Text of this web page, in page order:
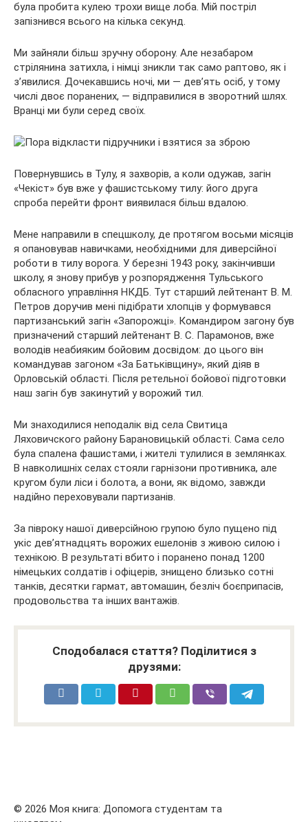
була пробита кулею трохи вище лоба. Мій постріл
запізнився всього на кілька секунд.
Ми зайняли більш зручну оборону. Але незабаром
стрілянина затихла, і німці зникли так само раптово, як і
з’явилися. Дочекавшись ночі, ми — дев’ять осіб, у тому
числі двоє поранених, — відправилися в зворотний шлях.
Вранці ми були серед своїх.
Повернувшись в Тулу, я захворів, а коли одужав, загін
«Чекіст» був вже у фашистському тилу: його друга
спроба перейти фронт виявилася більш вдалою.
Мене направили в спецшколу, де протягом восьми місяців
я опановував навичками, необхідними для диверсійної
роботи в тилу ворога. У березні 1943 року, закінчивши
школу, я знову прибув у розпорядження Тульського
обласного управління НКДБ. Тут старший лейтенант В. М.
Петров доручив мені підібрати хлопців у формувався
партизанський загін «Запорожці». Командиром загону був
призначений старший лейтенант В. С. Парамонов, вже
володів неабияким бойовим досвідом: до цього він
командував загоном «За Батьківщину», який діяв в
Орловській області. Після ретельної бойової підготовки
наш загін був закинутий у ворожий тил.
Ми знаходилися неподалік від села Свитица
Ляховичского району Барановицькій області. Сама село
була спалена фашистами, і жителі тулилися в землянках.
В навколишніх селах стояли гарнізони противника, але
кругом були ліси і болота, а вони, як відомо, завжди
надійно переховували партизанів.
За півроку нашої диверсійною групою було пущено під
укіс дев’ятнадцять ворожих ешелонів з живою силою і
технікою. В результаті вбито і поранено понад 1200
німецьких солдатів і офіцерів, знищено близько сотні
танків, десятки гармат, автомашин, безліч боєприпасів,
продовольства та інших вантажів.
Сподобалася стаття? Поділитися з
друзями:
© 2026 Моя книга: Допомога студентам та